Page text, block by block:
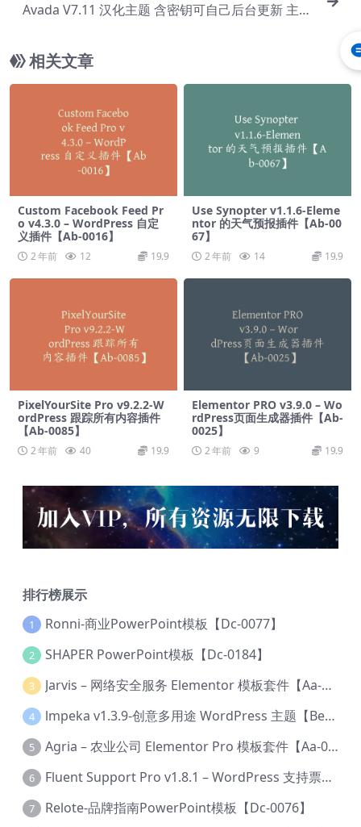
Avada V7.11 汉化主题 含密钥可自己后台更新 主题
相关文章
Custom Facebook Feed Pr
o v4.3.0 – WordPress 自定
义插件【Ab-0016】
2 年前 12 19.9
Use Synopter v1.1.6-Eleme
ntor 的天气预报插件【Ab-00
67】
2 年前 14 19.9
PixelYourSite Pro v9.2.2-W
ordPress 跟踪所有内容插件
【Ab-0085】
2 年前 40 19.9
Elementor PRO v3.9.0 – Wo
rdPress页面生成器插件【Ab-
0025】
2 年前 9 19.9
排行榜展示
1 Ronni-商业PowerPoint模板【Dc-0077】
2 SHAPER PowerPoint模板【Dc-0184】
3 Jarvis – 网络安全服务 Elementor 模板套件【Aa-0035】
4 lmpeka v1.3.9-创意多用途 WordPress 主题【Be-0064】
5 Agria – 农业公司 Elementor Pro 模板套件【Aa-0003】
6 Fluent Support Pro v1.8.1 – WordPress 支持票务系统【Cc-0041】
7 Relote-品牌指南PowerPoint模板【Dc-0076】